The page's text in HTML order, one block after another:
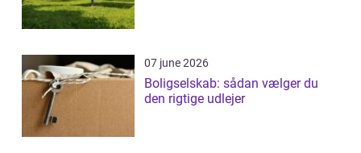
07 june 2026
Boligselskab: sådan vælger du
den rigtige udlejer